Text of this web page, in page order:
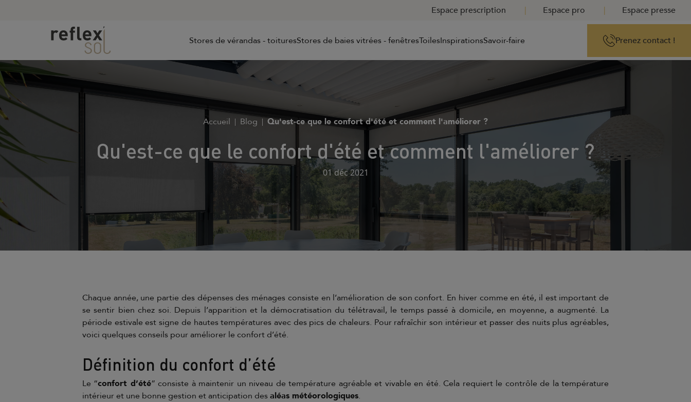
Espace prescription Espace pro Espace presse
Stores de vérandas - toituresStores de baies vitrées - fenêtresToilesInspirationsSavoir-faire Prenez contact !
Accueil Blog Qu'est-ce que le confort d'été et comment l'améliorer ?
Qu'est-ce que le confort d'été et comment l'améliorer ?
01 déc 2021
Chaque année, une partie des dépenses des ménages consiste en l’amélioration de son confort. En hiver comme en été, il est important de
se sentir bien chez soi. Depuis l’apparition et la démocratisation du télétravail, le temps passé à domicile, en moyenne, a augmenté. La
période estivale est signe de hautes températures avec des pics de chaleurs. Pour rafraîchir son intérieur et passer des nuits plus agréables,
voici quelques conseils pour améliorer le confort d’été.
Définition du confort d’été
Le “confort d’été” consiste à maintenir un niveau de température agréable et vivable en été. Cela requiert le contrôle de la température
intérieur et une bonne gestion et anticipation des aléas météorologiques.